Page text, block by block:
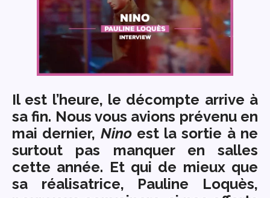
Il est l’heure, le décompte arrive à
sa fin. Nous vous avions prévenu en
mai dernier, Ninoest la sortie à ne
surtout pas manquer en salles
cette année. Et qui de mieux que
sa réalisatrice, Pauline Loquès,